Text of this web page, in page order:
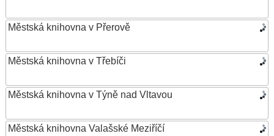
Městská knihovna v Přerově
Městská knihovna v Třebíči
Městská knihovna v Týně nad Vltavou
Městská knihovna Valašské Meziříčí